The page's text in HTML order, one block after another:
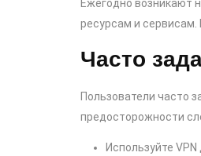
Ежегодно возникают
ресурсам и сервисам.
Часто
Пользователи часто
предосторожности
Используйте